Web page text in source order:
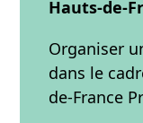
Hauts-de-
Organiser
dans le
de-France